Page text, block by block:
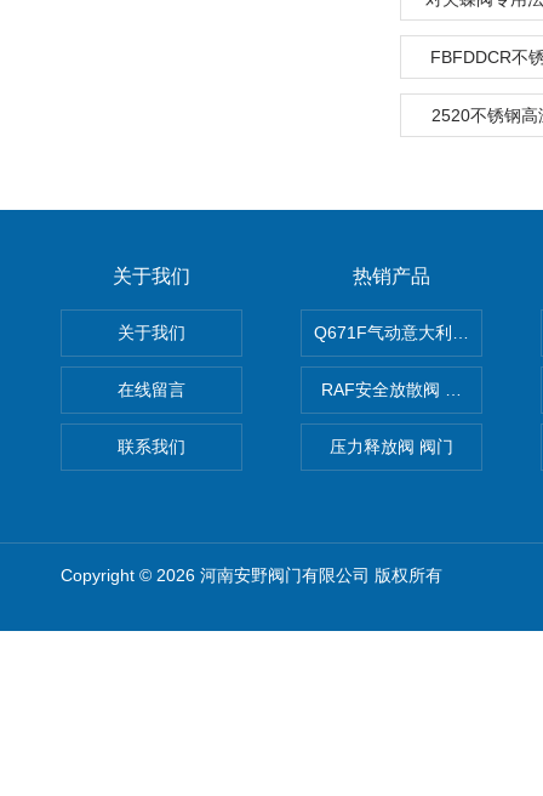
FBFDDCR不
2520不锈钢
关于我们
关于我们
在线留言
联系我们
热销产品
Q671F气动意大利式薄型球阀
RAF安全放散阀 阀生产
压力释放阀 阀门
Copyright © 2026 河南安野阀门有限公司 版权所有